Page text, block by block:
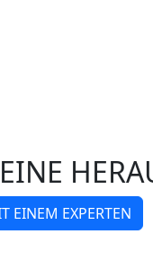
EINEM EXPERTEN